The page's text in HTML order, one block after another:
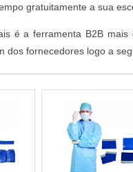
gratuitamente a sua
é a ferramenta B2B
dos fornecedores logo a